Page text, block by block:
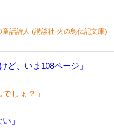
話詩人 (講談社 火の鳥伝記文庫)
ど、いま108ページ」
しょ？」
」